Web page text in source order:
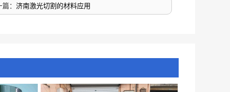
： 济南激光切割的材料应用